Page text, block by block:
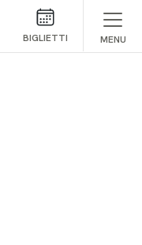
BIGLIETTI MENU